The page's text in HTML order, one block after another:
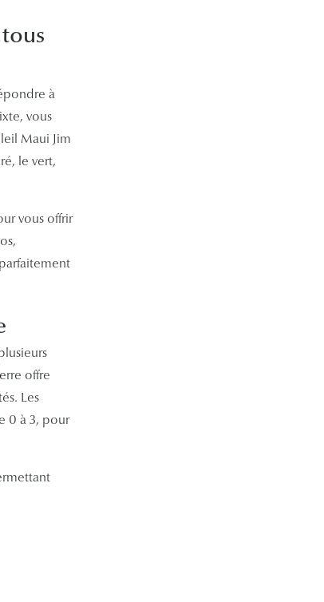
à
vous
Maui Jim
le vert,
vous offrir
offre
Les
0 à 3, pour